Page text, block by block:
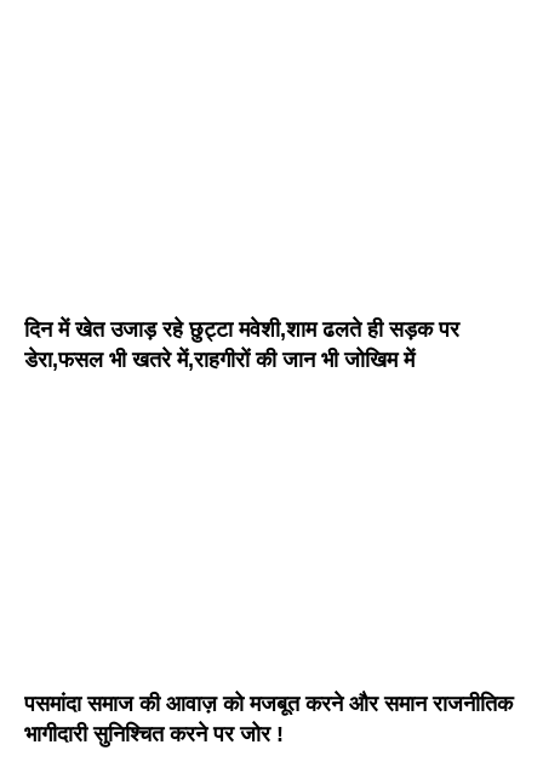
दिन में खेत उजाड़ रहे छुट्टा मवेशी,शाम ढलते ही सड़क पर
डेरा,फसल भी खतरे में,राहगीरों की जान भी जोखिम में
पसमांदा समाज की आवाज़ को मजबूत करने और समान राजनीतिक
भागीदारी सुनिश्चित करने पर जोर !